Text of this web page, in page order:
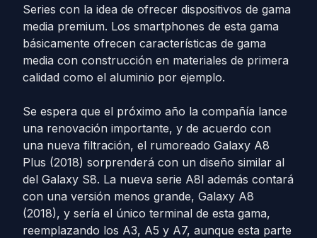
Series con la idea de ofrecer dispositivos de gama
media premium. Los smartphones de esta gama
básicamente ofrecen características de gama
media con construcción en materiales de primera
calidad como el aluminio por ejemplo.
Se espera que el próximo año la compañía lance
una renovación importante, y de acuerdo con
una nueva filtración, el rumoreado Galaxy A8
Plus (2018) sorprenderá con un diseño similar al
del Galaxy S8. La nueva serie A8l además contará
con una versión menos grande, Galaxy A8
(2018), y sería el único terminal de esta gama,
reemplazando los A3, A5 y A7, aunque esta parte